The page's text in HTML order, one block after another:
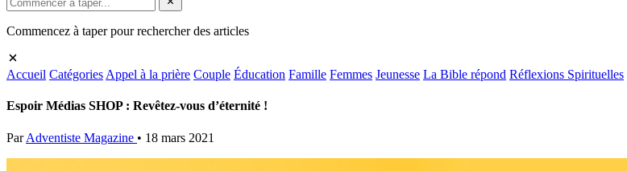
Commencez à taper pour rechercher des articles
Accueil Catégories Appel à la prière Couple Éducation Famille Femmes Jeunesse La Bible répond Réflexions Spirituelles
Espoir Médias SHOP : Revêtez-vous d’éternité !
Par Adventiste Magazine • 18 mars 2021